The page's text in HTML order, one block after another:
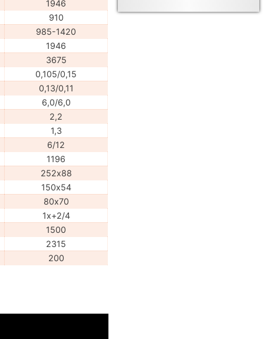
1946
910
985-1420
1946
3675
0,105/0,15
0,13/0,11
6,0/6,0
2,2
1,3
6/12
1196
252х88
150х54
80х70
1x+2/4
1500
2315
200